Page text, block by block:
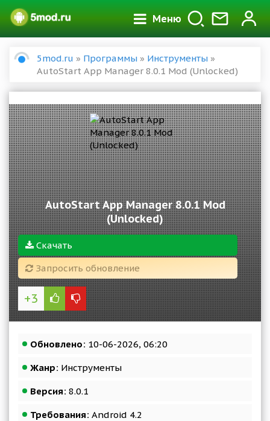
Меню
5mod.ru » Программы » Инструменты »
AutoStart App Manager 8.0.1 Mod (Unlocked)
AutoStart App Manager 8.0.1 Mod
(Unlocked)
Скачать
Запросить обновление
+3
Обновлено: 10-06-2026, 06:20
Жанр: Инструменты
Версия: 8.0.1
Требования: Android 4.2